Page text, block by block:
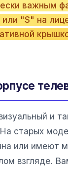
важным
"S" на
и
старых
или имеют
взгляде.